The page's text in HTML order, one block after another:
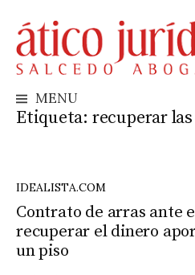
to
content
MENU
Etiqueta: recuperar
IDEALISTA.COM
Contrato de arras ante
recuperar el dinero
un piso